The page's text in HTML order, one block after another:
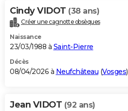
Bricolage
Lifestyle
Culture
Sport
Auto
Television
Voyage
Cinema
Cindy VIDOT (38 ans)
Créer une cagnotte obsèques
Naissance
23/03/1988 à Saint-Pierre
Décès
08/04/2026 à Neufchâteau (Vosges)
Jean VIDOT (92 ans)